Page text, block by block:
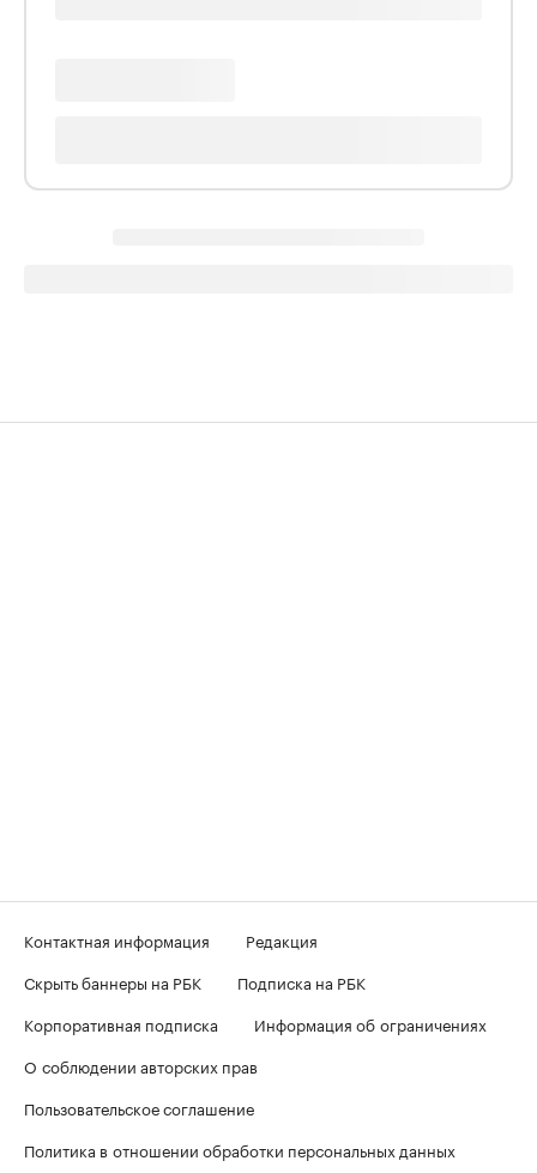
Контактная информация
Редакция
Скрыть баннеры на РБК
Подписка на РБК
Корпоративная подписка
Информация об ограничениях
О соблюдении авторских прав
Пользовательское соглашение
Политика в отношении обработки персональных данных